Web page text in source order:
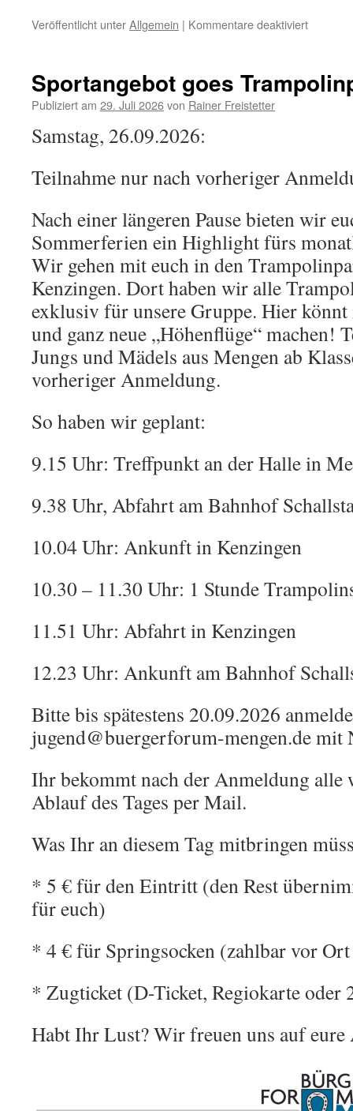
Veröffentlicht unterAllgemein | Kommentare deaktiviertfür
im
Sportangebot goes
Publiziert am 29. Juli 2026von Rainer Freistetter
Samstag, 26.09.2026:
Teilnahme nur nach vorheriger
Nach einer längeren Pause bieten wir
Sommerferien ein Highlight fürs
Wir gehen mit euch in den
Kenzingen. Dort haben wir alle
exklusiv für unsere Gruppe. Hier könnt
und ganz neue „Höhenflüge“ machen!
Jungs und Mädels aus Mengen ab
vorheriger Anmeldung.
So haben wir geplant:
9.15 Uhr: Treffpunkt an der Halle in
9.38 Uhr, Abfahrt am Bahnhof
10.04 Uhr: Ankunft in Kenzingen
10.30 – 11.30 Uhr: 1 Stunde
11.51 Uhr: Abfahrt in Kenzingen
12.23 Uhr: Ankunft am Bahnhof
Bitte bis spätestens 20.09.2026
jugend@buergerforum-mengen.de mit
Ihr bekommt nach der Anmeldung alle
Ablauf des Tages per Mail.
Was Ihr an diesem Tag mitbringen
* 5 € für den Eintritt (den Rest
für euch)
* 4 € für Springsocken (zahlbar vor
* Zugticket (D-Ticket, Regiokarte oder
Habt Ihr Lust? Wir freuen uns auf